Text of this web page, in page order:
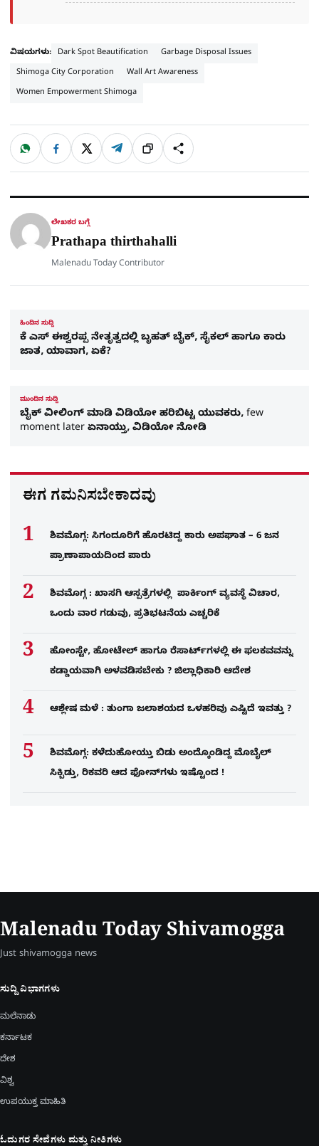
ವಿಷಯಗಳು: Dark Spot Beautification
Garbage Disposal Issues
Shimoga City Corporation
Wall Art Awareness
Women Empowerment Shimoga
ಹಂಚಿಕೊಳ್ಳಿ
W
a
t
p
F
c
e
k
X T
l
e
m
ಲಿಂ
ಕ್
S
h
a
ಲೇಖಕರ ಬಗ್ಗೆ
Prathapa thirthahalli
Malenadu Today Contributor
ಹಿಂದಿನ ಸುದ್ದಿ
ಕೆ ಎಸ್​ ಈಶ್ವರಪ್ಪ ನೇತೃತ್ವದಲ್ಲಿ ಬೃಹತ್​ ಬೈಕ್,​ ಸೈಕಲ್​ ಹಾಗೂ ಕಾರು
ಜಾತ, ಯಾವಾಗ, ಏಕೆ?
ಮುಂದಿನ ಸುದ್ದಿ
ಬೈಕ್​ ವೀಲಿಂಗ್​ ಮಾಡಿ ವಿಡಿಯೋ ಹರಿಬಿಟ್ಟ ಯುವಕರು, few
moment later ಏನಾಯ್ತು, ವಿಡಿಯೋ ನೋಡಿ
ಈಗ ಗಮನಿಸಬೇಕಾದವು
ಶಿವಮೊಗ್ಗ: ಸಿಗಂದೂರಿಗೆ ಹೊರಟಿದ್ದ ಕಾರು ಅಪಘಾತ – 6 ಜನ
ಪ್ರಾಣಾಪಾಯದಿಂದ ಪಾರು
ಶಿವಮೊಗ್ಗ : ಖಾಸಗಿ ಆಸ್ಪತ್ರೆಗಳಲ್ಲಿ ಪಾರ್ಕಿಂಗ್​ ವ್ಯವಸ್ಥೆ ವಿಚಾರ,
ಒಂದು ವಾರ ಗಡುವು, ಪ್ರತಿಭಟನೆಯ ಎಚ್ಚರಿಕೆ
ಹೋಂಸ್ಟೇ, ಹೋಟೇಲ್ ಹಾಗೂ ರೆಸಾರ್ಟ್‌ಗಳಲ್ಲಿ ಈ ಫಲಕವವನ್ನು
ಕಡ್ಡಾಯವಾಗಿ ಅಳವಡಿಸಬೇಕು ? ಜಿಲ್ಲಾಧಿಕಾರಿ ಆದೇಶ
ಆಶ್ಲೇಷ ಮಳೆ : ತುಂಗಾ ಜಲಾಶಯದ ಒಳಹರಿವು ಎಷ್ಟಿದೆ ಇವತ್ತು ?
ಶಿವಮೊಗ್ಗ: ಕಳೆದುಹೋಯ್ತು ಬಿಡು ಅಂದ್ಕೊಂಡಿದ್ದ ಮೊಬೈಲ್​
ಸಿಕ್ಬಿಡ್ತು, ರಿಕವರಿ ಆದ ಫೋನ್​ಗಳು​ ಇಷ್ಟೊಂದ !
Malenadu Today Shivamogga
Just shivamogga news
ಸುದ್ದಿ ವಿಭಾಗಗಳು
ಮಲೆನಾಡು
ಕರ್ನಾಟಕ
ದೇಶ
ವಿಶ್ವ
ಉಪಯುಕ್ತ ಮಾಹಿತಿ
ಓದುಗರ ಸೇವೆಗಳು ಮತ್ತು ನೀತಿಗಳು